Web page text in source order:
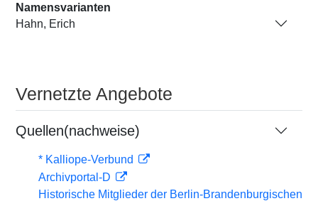
Namensvarianten
Hahn, Erich
Vernetzte Angebote
Quellen(nachweise)
* Kalliope-Verbund
Archivportal-D
Historische Mitglieder der Berlin-Brandenburgischen